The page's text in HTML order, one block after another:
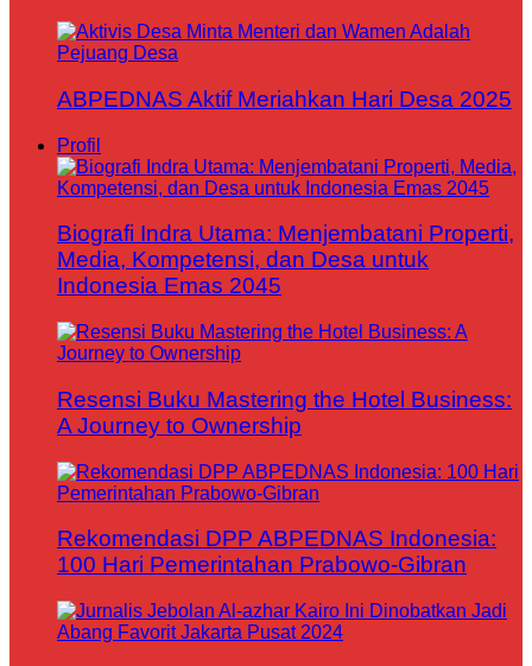
ABPEDNAS Aktif Meriahkan Hari Desa 2025
Profil
Biografi Indra Utama: Menjembatani Properti,
Media, Kompetensi, dan Desa untuk
Indonesia Emas 2045
Resensi Buku Mastering the Hotel Business:
A Journey to Ownership
Rekomendasi DPP ABPEDNAS Indonesia:
100 Hari Pemerintahan Prabowo-Gibran